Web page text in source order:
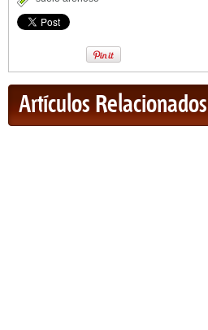
Artículos Relacionados